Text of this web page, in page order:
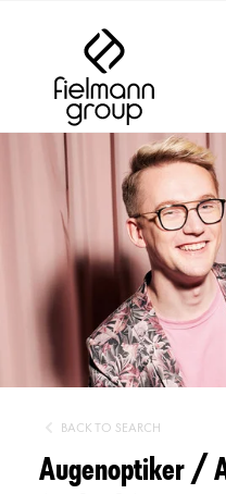
BACK TO SEARCH
Augenoptiker /